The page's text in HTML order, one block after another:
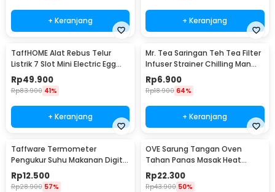
+ Keranjang + Keranjang
TaffHOME Alat Rebus Telur
Listrik 7 Slot Mini Electric Egg
Cooker 350W - YS-203
Rp49.900
Rp83.900 41%
+ Keranjang
Mr. Tea Saringan Teh Tea Filter
Infuser Strainer Chilling Man
Silicon - MR03
Rp6.900
Rp18.900 64%
+ Keranjang
Taffware Termometer
Pengukur Suhu Makanan Digital
Daging Kopi Susu - TP101
Rp12.500
Rp28.900 57%
OVE Sarung Tangan Oven
Tahan Panas Masak Heat
Resistant Gloves - 540F
Rp22.300
Rp43.900 50%